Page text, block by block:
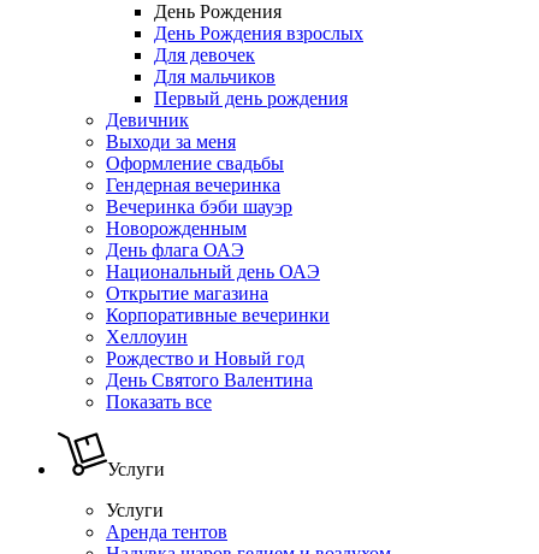
День Рождения
День Рождения взрослых
Для девочек
Для мальчиков
Первый день рождения
Девичник
Выходи за меня
Оформление свадьбы
Гендерная вечеринка
Вечеринка бэби шауэр
Новорожденным
День флага ОАЭ
Национальный день ОАЭ
Открытие магазина
Корпоративные вечеринки
Хеллоуин
Рождество и Новый год
День Святого Валентина
Показать все
Услуги
Услуги
Аренда тентов